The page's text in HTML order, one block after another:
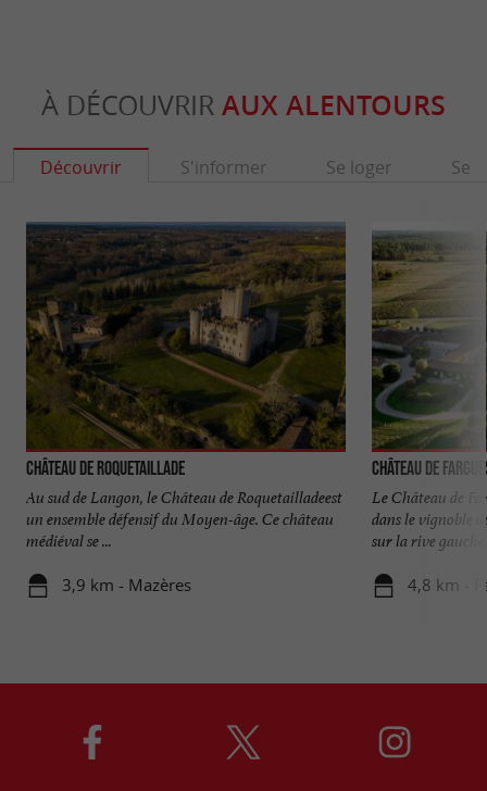
À DÉCOUVRIR AUX ALENTOURS
Découvrir S'informer Se loger Se
Château de Roquetaillade
Au sud de Langon, le Château de Roquetailladeest
un ensemble défensif du Moyen-âge. Ce château
médiéval se ...
3,9 km - Mazères
Château de
Le Château de
dans le vignoble
sur la rive gauche
4,8 km -